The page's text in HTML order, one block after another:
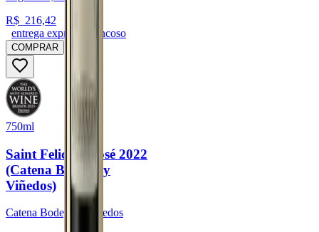
R$ 216,42
entrega expressa trancoso
COMPRAR
750ml
Saint Felicien Rosé 2022
(Catena Bodega y
Viñedos)
Catena Bodega y Viñedos